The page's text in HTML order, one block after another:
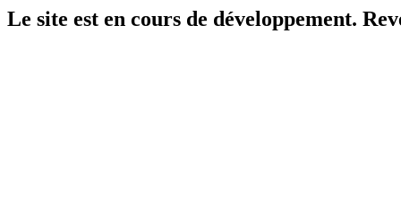
Le site est en cours de développement.